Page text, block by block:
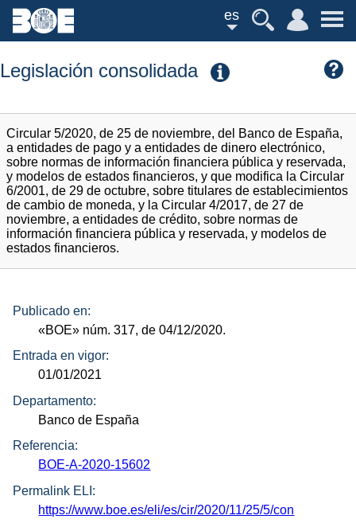
es
Legislación consolidada
Circular 5/2020, de 25 de noviembre, del Banco de España,
a entidades de pago y a entidades de dinero electrónico,
sobre normas de información financiera pública y reservada,
y modelos de estados financieros, y que modifica la Circular
6/2001, de 29 de octubre, sobre titulares de establecimientos
de cambio de moneda, y la Circular 4/2017, de 27 de
noviembre, a entidades de crédito, sobre normas de
información financiera pública y reservada, y modelos de
estados financieros.
Publicado en:
«BOE» núm. 317, de 04/12/2020.
Entrada en vigor:
01/01/2021
Departamento:
Banco de España
Referencia:
BOE-A-2020-15602
Permalink ELI:
https://www.boe.es/eli/es/cir/2020/11/25/5/con